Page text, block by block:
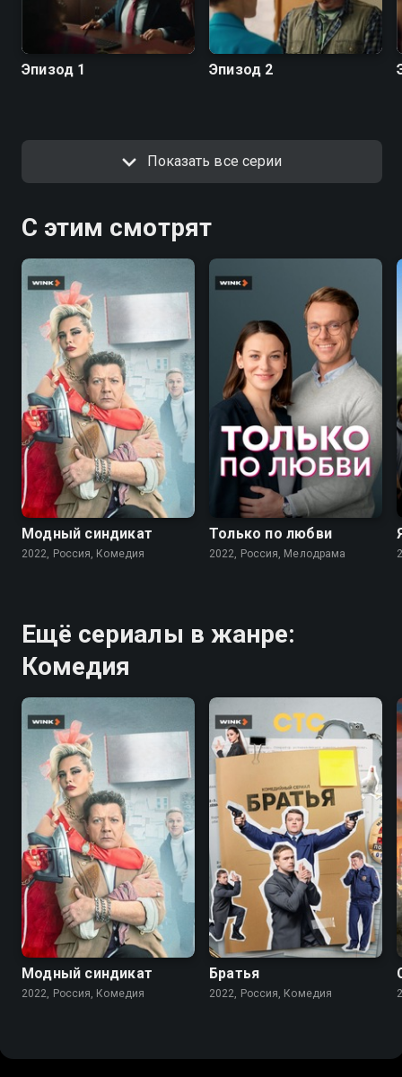
Эпизод 1 Эпизод 2
Показать все серии
С этим смотрят
7.6
Модный синдикат
2022, Россия, Комедия
Только по любви
2022, Россия, Мелодрама
Ещё сериалы в жанре:
Комедия
7.6
Модный синдикат
2022, Россия, Комедия
7.1
Братья
2022, Россия, Комедия